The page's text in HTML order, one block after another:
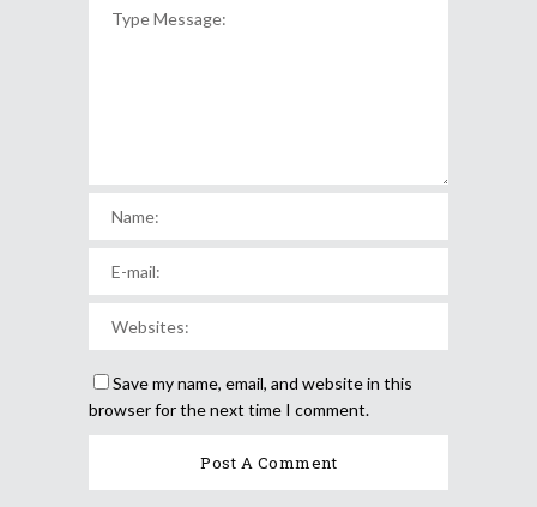
Save my name, email, and website in this
browser for the next time I comment.